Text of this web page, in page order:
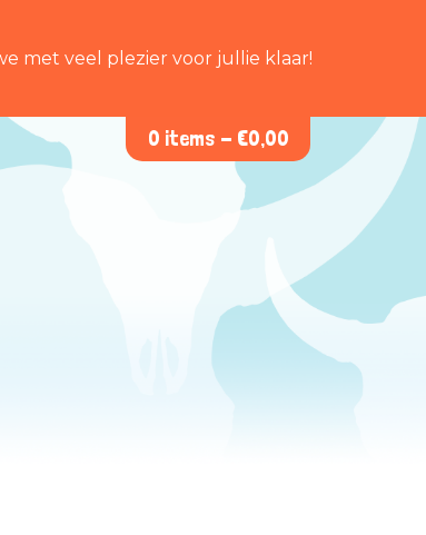
met veel plezier voor jullie klaar!
0 items - €0,00